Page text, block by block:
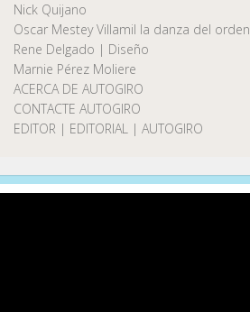
Nick Quijano
Oscar Mestey Villamil la danza del orden
Rene Delgado | Diseño
Marnie Pérez Moliere
ACERCA DE AUTOGIRO
CONTACTE AUTOGIRO
EDITOR | EDITORIAL | AUTOGIRO